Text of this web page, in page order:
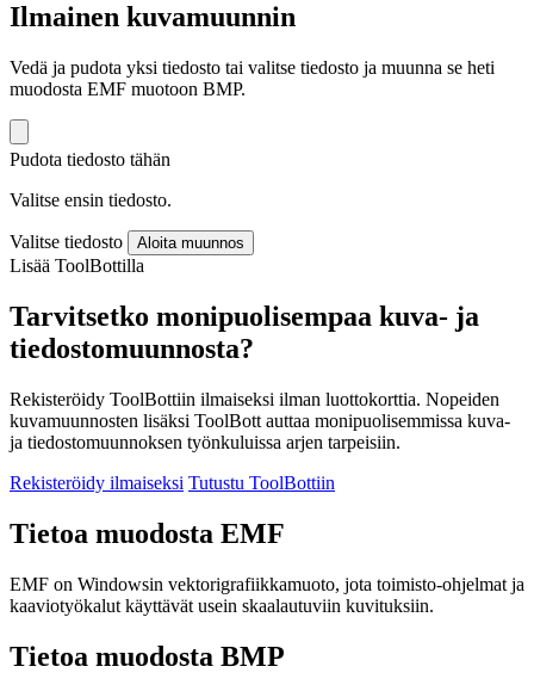
Ilmainen kuvamuunnin
Vedä ja pudota yksi tiedosto tai valitse tiedosto ja muunna se heti
muodosta EMF muotoon BMP.
Pudota tiedosto tähän
Valitse ensin tiedosto.
Valitse tiedosto Aloita muunnos
Lisää ToolBottilla
Tarvitsetko monipuolisempaa kuva- ja
tiedostomuunnosta?
Rekisteröidy ToolBottiin ilmaiseksi ilman luottokorttia. Nopeiden
kuvamuunnosten lisäksi ToolBott auttaa monipuolisemmissa kuva-
ja tiedostomuunnoksen työnkuluissa arjen tarpeisiin.
Rekisteröidy ilmaiseksi Tutustu ToolBottiin
Tietoa muodosta EMF
EMF on Windowsin vektorigrafiikkamuoto, jota toimisto-ohjelmat ja
kaaviotyökalut käyttävät usein skaalautuviin kuvituksiin.
Tietoa muodosta BMP